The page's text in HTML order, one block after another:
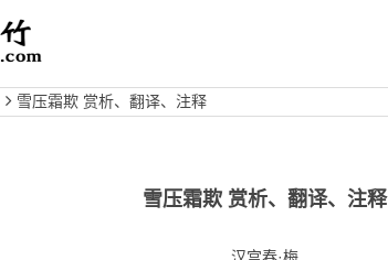
雪压霜欺 赏析、翻译、注释
雪压霜欺 赏析、翻译、注释